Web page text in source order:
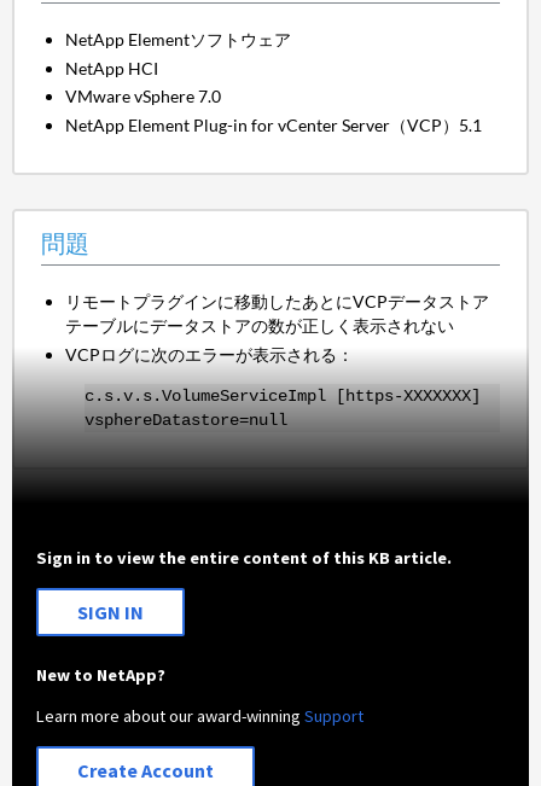
NetApp Elementソフトウェア
NetApp HCI
VMware vSphere 7.0
NetApp Element Plug-in for vCenter Server（VCP）5.1
問題
リモートプラグインに移動したあとにVCPデータストア
テーブルにデータストアの数が正しく表示されない
VCPログに次のエラーが表示される：
c.s.v.s.VolumeServiceImpl [https-XXXXXXX]
vsphereDatastore=null
Sign in to view the entire content of this KB article.
SIGN IN
New to NetApp?
Learn more about our award-winningSupport
Create Account